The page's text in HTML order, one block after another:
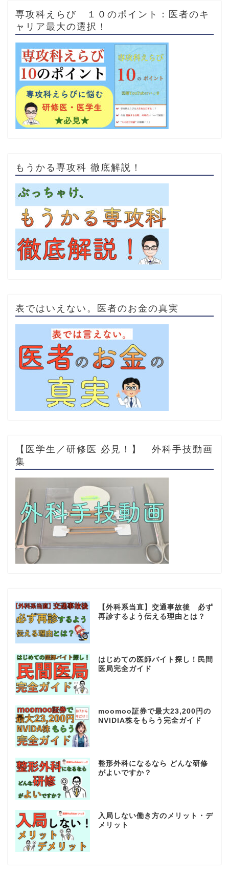
専攻科えらび １０のポイント：医者のキ
ャリア最大の選択！
もうかる専攻科 徹底解説！
表ではいえない。医者のお金の真実
【医学生／研修医 必見！】 外科手技動画
集
【外科系当直】交通事故後 必ず
再診するよう伝える理由とは？
はじめての医師バイト探し！民間
医局完全ガイド
moomoo証券で最大23,200円の
NVIDIA株をもらう完全ガイド
整形外科になるなら どんな研修
がよいですか？
入局しない働き方のメリット・デ
メリット